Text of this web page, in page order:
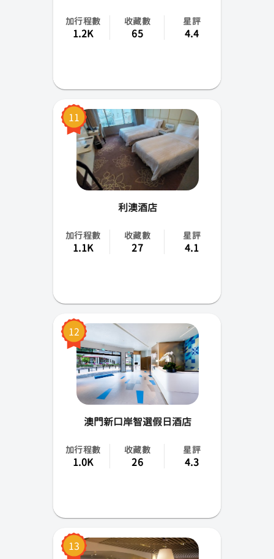
加行程數
1.2K
收藏數
65
星評
4.4
11
利澳酒店
加行程數
1.1K
收藏數
27
星評
4.1
12
澳門新口岸智選假日酒店
加行程數
1.0K
收藏數
26
星評
4.3
13